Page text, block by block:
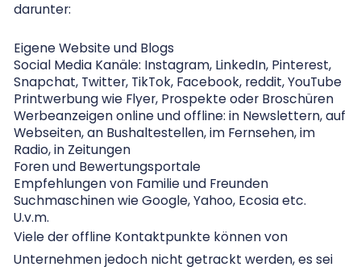
darunter:
Eigene Website und Blogs
Social Media Kanäle: Instagram, LinkedIn, Pinterest,
Snapchat, Twitter, TikTok, Facebook, reddit, YouTube
Printwerbung wie Flyer, Prospekte oder Broschüren
Werbeanzeigen online und offline: in Newslettern, auf
Webseiten, an Bushaltestellen, im Fernsehen, im
Radio, in Zeitungen
Foren und Bewertungsportale
Empfehlungen von Familie und Freunden
Suchmaschinen wie Google, Yahoo, Ecosia etc.
U.v.m.
Viele der offline Kontaktpunkte können von
Unternehmen jedoch nicht getrackt werden, es sei